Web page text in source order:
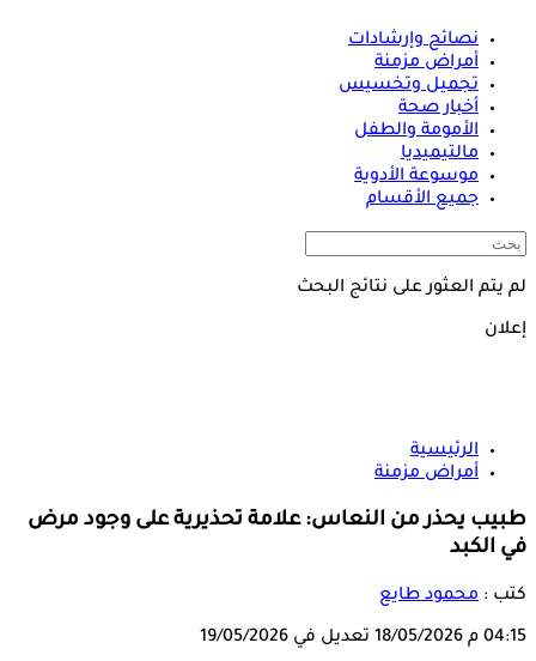
نصائح وإرشادات
أمراض مزمنة
تجميل وتخسيس
أخبار صحة
الأمومة والطفل
مالتيميديا
موسوعة الأدوية
جميع الأقسام
لم يتم العثور على نتائج البحث
إعلان
الرئيسية
أمراض مزمنة
طبيب يحذر من النعاس: علامة تحذيرية على وجود مرض
في الكبد
كتب : محمود طايع
04:15 م 18/05/2026 تعديل في 19/05/2026